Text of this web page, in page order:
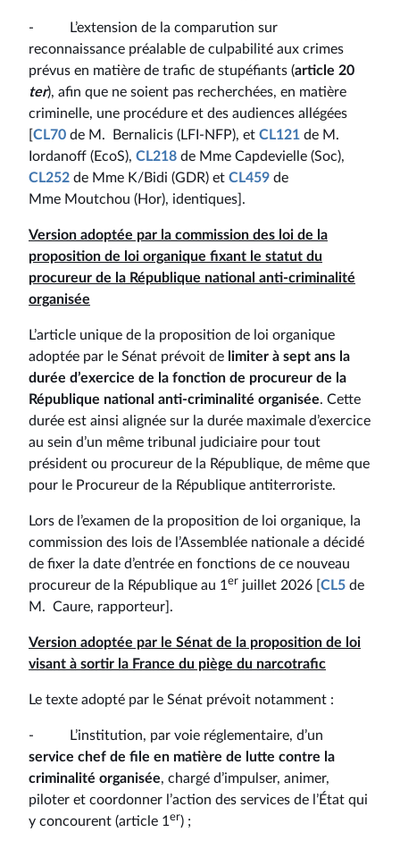
- L’extension de la comparution sur
reconnaissance préalable de culpabilité aux crimes
prévus en matière de trafic de stupéfiants (article 20
ter), afin que ne soient pas recherchées, en matière
criminelle, une procédure et des audiences allégées
CL70 de M. Bernalicis (LFI-NFP), et CL121 de M.
Iordanoff (EcoS), CL218 de Mme Capdevielle (Soc),
CL252 de Mme K/Bidi (GDR) et CL459 de
Mme Moutchou (Hor), identiques].
Version adoptée par la commission des loi de la
proposition de loi organique fixant le statut du
procureur de la République national anti-criminalité
organisée
L’article unique de la proposition de loi organique
adoptée par le Sénat prévoit de limiter à sept ans la
durée d’exercice de la fonction de procureur de la
République national anti-criminalité organisée. Cette
durée est ainsi alignée sur la durée maximale d’exercice
au sein d’un même tribunal judiciaire pour tout
président ou procureur de la République, de même que
pour le Procureur de la République antiterroriste.
Lors de l’examen de la proposition de loi organique, la
commission des lois de l’Assemblée nationale a décidé
de fixer la date d’entrée en fonctions de ce nouveau
procureur de la République au 1 er juillet 2026 [ CL5 de
M. Caure, rapporteur].
Version adoptée par le Sénat de la proposition de loi
visant à sortir la France du piège du narcotrafic
Le texte adopté par le Sénat prévoit notamment :
- L’institution, par voie réglementaire, d’un
service chef de file en matière de lutte contre la
criminalité organisée, chargé d’impulser, animer,
piloter et coordonner l’action des services de l’État qui
y concourent (article 1 er) ;